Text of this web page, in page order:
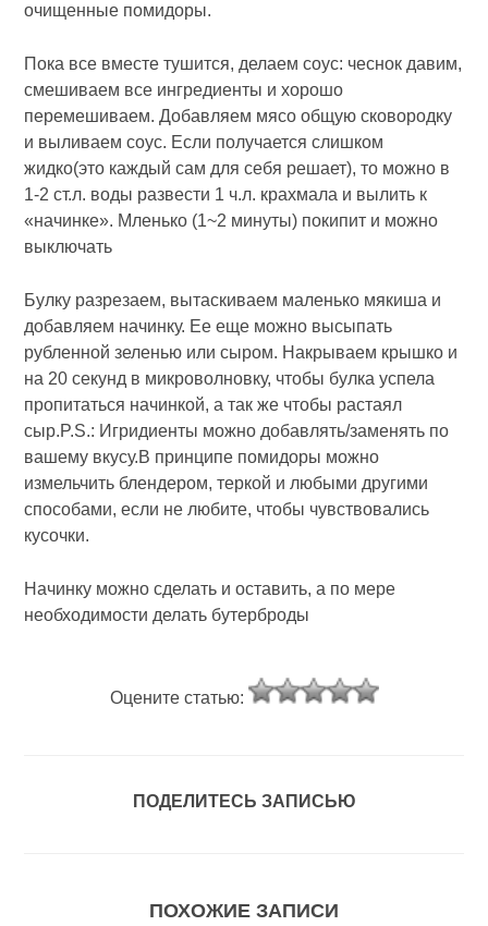
очищенные помидоры.
Пока все вместе тушится, делаем соус: чеснок давим,
смешиваем все ингредиенты и хорошо
перемешиваем. Добавляем мясо общую сковородку
и выливаем соус. Если получается слишком
жидко(это каждый сам для себя решает), то можно в
1-2 ст.л. воды развести 1 ч.л. крахмала и вылить к
«начинке». Мленько (1~2 минуты) покипит и можно
выключать
Булку разрезаем, вытаскиваем маленько мякиша и
добавляем начинку. Ее еще можно высыпать
рубленной зеленью или сыром. Накрываем крышко и
на 20 секунд в микроволновку, чтобы булка успела
пропитаться начинкой, а так же чтобы растаял
сыр.P.S.: Игридиенты можно добавлять/заменять по
вашему вкусу.В принципе помидоры можно
измельчить блендером, теркой и любыми другими
способами, если не любите, чтобы чувствовались
кусочки.
Начинку можно сделать и оставить, а по мере
необходимости делать бутерброды
Оцените статью:
ПОДЕЛИТЕСЬ ЗАПИСЬЮ
ПОХОЖИЕ ЗАПИСИ